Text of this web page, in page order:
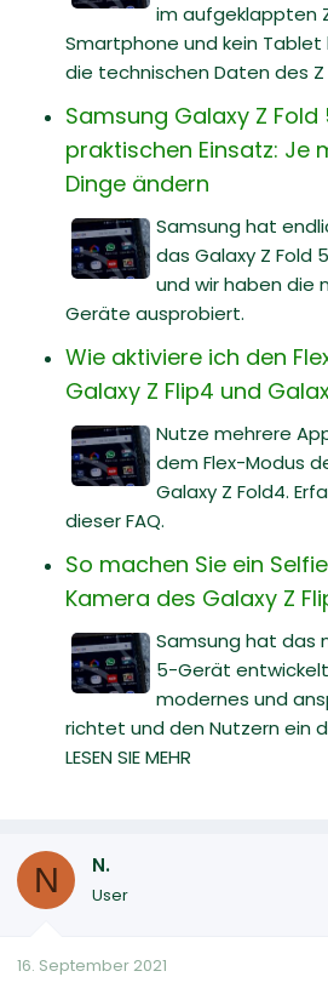
im aufgeklappten
Smartphone und kein Tablet
die technischen Daten des Z
Samsung Galaxy Z Fold
praktischen Einsatz: Je
Dinge ändern
Samsung hat
das Galaxy Z Fold
und wir haben die
Geräte ausprobiert.
Wie aktiviere ich den
Galaxy Z Flip4 und
Nutze mehrere
dem Flex-Modus
Galaxy Z Fold4.
dieser FAQ.
So machen Sie ein
Kamera des Galaxy Z
Samsung hat das
5-Gerät
modernes und
richtet und den Nutzern ein
LESEN SIE MEHR
N N.
User
16. September 2021